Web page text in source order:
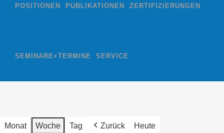
POSITIONEN PUBLIKATIONEN ZERTIFIZIERUNGEN
SEMINARE+TERMINE SERVICE
Monat Woche Tag Zurück Heute